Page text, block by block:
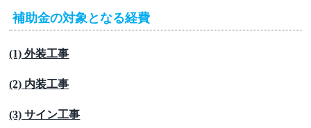
補助金の対象となる経費
(1) 外装工事
(2) 内装工事
(3) サイン工事